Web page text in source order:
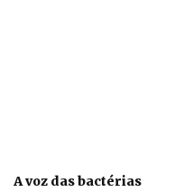
A voz das bactérias